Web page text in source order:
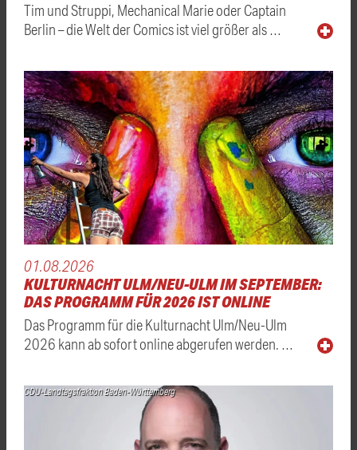
Tim und Struppi, Mechanical Marie oder Captain
Berlin – die Welt der Comics ist viel größer als …
01.08.2026
KULTURNACHT ULM/NEU-ULM IM SEPTEMBER:
DAS PROGRAMM FÜR 2026 IST ONLINE
Das Programm für die Kulturnacht Ulm/Neu-Ulm
2026 kann ab sofort online abgerufen werden. …
CDU-Landtagsfraktion Baden-Württemberg